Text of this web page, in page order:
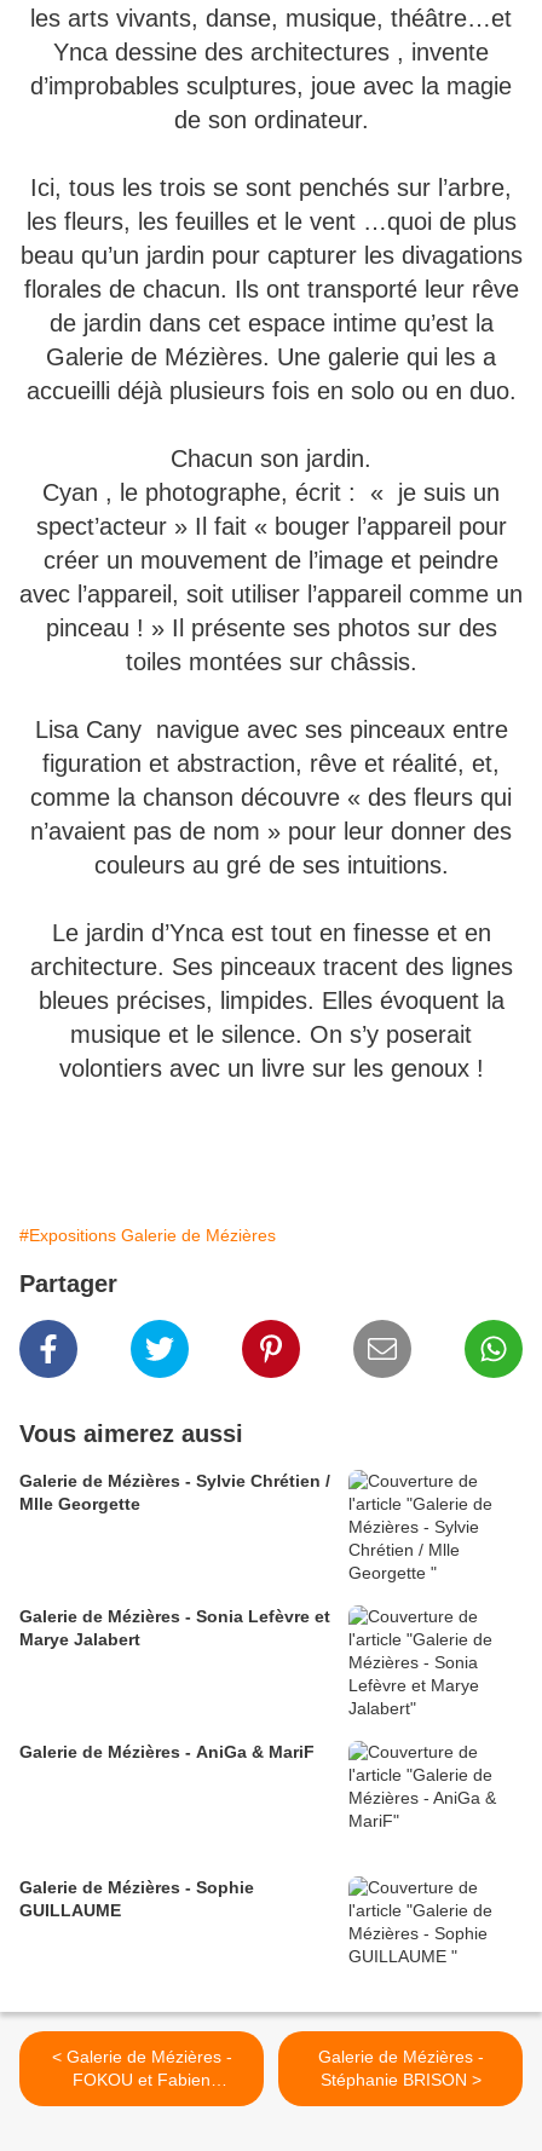
les arts vivants, danse, musique, théâtre…et
Ynca dessine des architectures , invente
d’improbables sculptures, joue avec la magie
de son ordinateur.
Ici, tous les trois se sont penchés sur l’arbre,
les fleurs, les feuilles et le vent …quoi de plus
beau qu’un jardin pour capturer les divagations
florales de chacun. Ils ont transporté leur rêve
de jardin dans cet espace intime qu’est la
Galerie de Mézières. Une galerie qui les a
accueilli déjà plusieurs fois en solo ou en duo.
Chacun son jardin.
Cyan , le photographe, écrit : « je suis un
spect’acteur » Il fait « bouger l’appareil pour
créer un mouvement de l’image et peindre
avec l’appareil, soit utiliser l’appareil comme un
pinceau ! » Il présente ses photos sur des
toiles montées sur châssis.
Lisa Cany navigue avec ses pinceaux entre
figuration et abstraction, rêve et réalité, et,
comme la chanson découvre « des fleurs qui
n’avaient pas de nom » pour leur donner des
couleurs au gré de ses intuitions.
Le jardin d’Ynca est tout en finesse et en
architecture. Ses pinceaux tracent des lignes
bleues précises, limpides. Elles évoquent la
musique et le silence. On s’y poserait
volontiers avec un livre sur les genoux !
#Expositions Galerie de Mézières
Partager
Vous aimerez aussi
Galerie de Mézières - Sylvie Chrétien /
Mlle Georgette
Galerie de Mézières - Sonia Lefèvre et
Marye Jalabert
Galerie de Mézières - AniGa & MariF
Galerie de Mézières - Sophie
GUILLAUME
< Galerie de Mézières -
FOKOU et Fabien
MAYAUDON
Galerie de Mézières -
Stéphanie BRISON >